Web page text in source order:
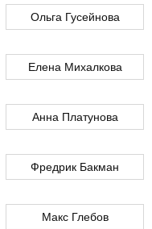
Ольга Гусейнова
Елена Михалкова
Анна Платунова
Фредрик Бакман
Макс Глебов